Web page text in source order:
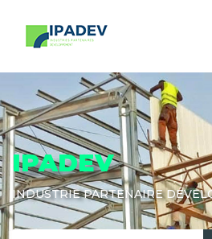
IPADEV
INDUSTRIE PARTENAIRE